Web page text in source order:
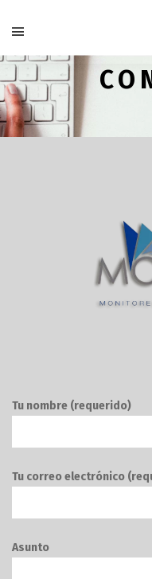
Tu nombre (requerido)
Tu correo electrónico
Asunto